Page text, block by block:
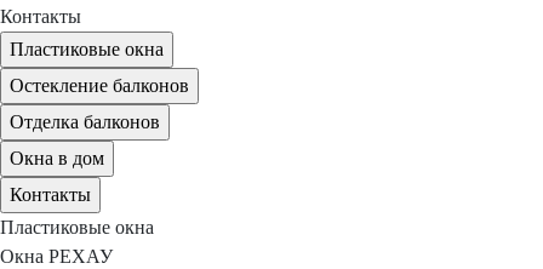
Контакты
Пластиковые окна
Остекление балконов
Отделка балконов
Окна в дом
Контакты
Пластиковые окна
Окна РЕХАУ